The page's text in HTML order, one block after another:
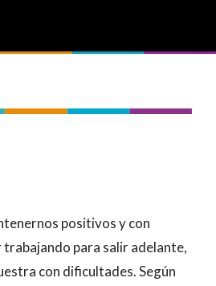
positivos y con
para salir adelante,
con dificultades. Según